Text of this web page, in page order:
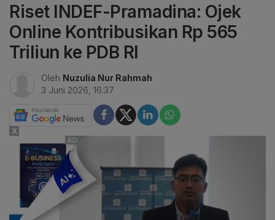
Riset INDEF-Pramadina: Ojek
Online Kontribusikan Rp 565
Triliun ke PDB RI
Oleh Nuzulia Nur Rahmah
3 Juni 2026, 16:37
X